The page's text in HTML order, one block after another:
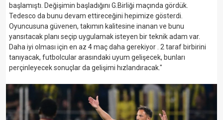
başlamıştı. Değişimin başladığını G.Birliği maçında gördük.
Tedesco da bunu devam ettireceğini hepimize gösterdi.
Oyuncusuna güvenen, takımın kalitesine inanan ve bunu
yansıtacak planı seçip uygulamak isteyen bir teknik adam var.
Daha iyi olması için en az 4 maç daha gerekiyor . 2 taraf birbirini
tanıyacak, futbolcular arasındaki uyum gelişecek, bunları
perçinleyecek sonuçlar da gelişimi hızlandıracak."